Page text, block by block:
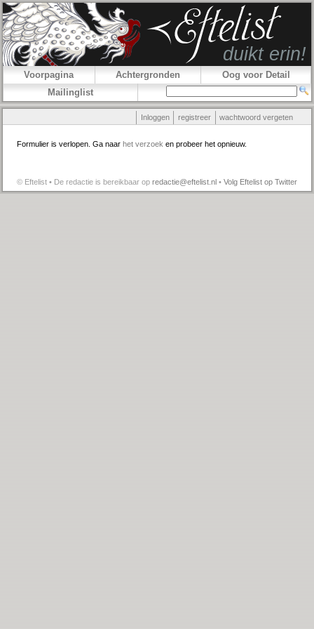
Voorpagina Achtergronden
Oog voor Detail
Mailinglist
Inloggen registreer wachtwoord vergeten
Formulier is verlopen. Ga naar het verzoek en probeer het opnieuw.
© Eftelist • De redactie is bereikbaar op redactie@eftelist.nl • Volg Eftelist op Twitter